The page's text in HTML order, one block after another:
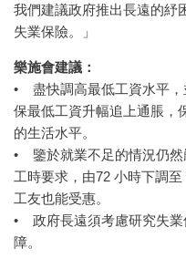
我們建議政府推出長遠的紓
失業保險。」
樂施會建議：
• 盡快調高最低工資水平，
保最低工資升幅追上通脹，
的生活水平。
• 鑒於就業不足的情況仍然
工時要求，由72 小時下調
工友也能受惠。
• 政府長遠須考慮研究失業
障。